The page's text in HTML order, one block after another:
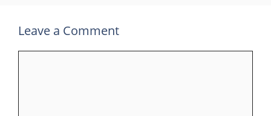
Leave a Comment